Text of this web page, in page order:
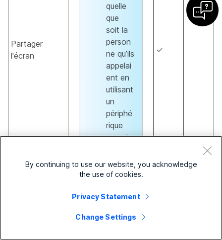
Partager
l'écran
quelle
que
soit la
person
ne qu’ils
appelai
ent en
utilisant
un
périphé
rique
enregis
le
Cloud
périphé
sur site.
✓
By continuing to use our website, you acknowledge
the use of cookies.
Privacy Statement
Change Settings